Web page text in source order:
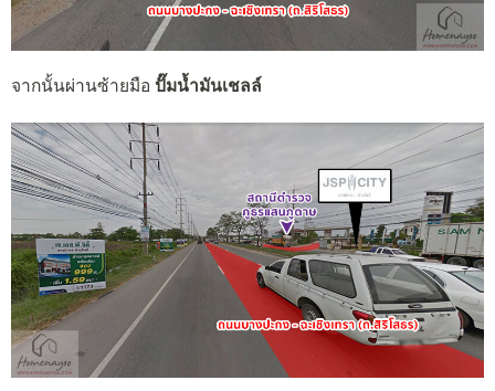
จากนั้นผ่านซ้ายมือ ปั๊มน้ำมันเชลล์